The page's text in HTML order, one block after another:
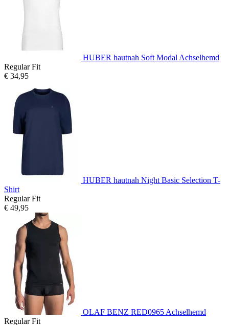
HUBER hautnah Soft Modal Achselhemd
Regular Fit
€ 34,95
HUBER hautnah Night Basic Selection T-
Shirt
Regular Fit
€ 49,95
OLAF BENZ RED0965 Achselhemd
Regular Fit